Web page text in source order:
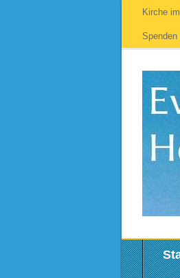
Kirche
Spenden